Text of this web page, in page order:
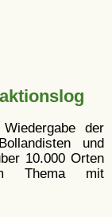
der
und
10.000 Orten
Thema mit